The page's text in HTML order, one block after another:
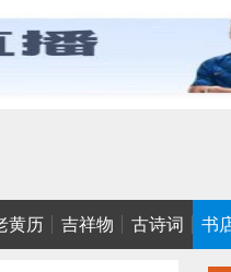
黄历 吉祥物 古诗词 书